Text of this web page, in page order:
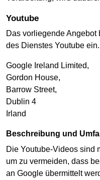
Youtube
Das vorliegende
des Dienstes Youtube ein.
Google Ireland Limited,
Gordon House,
Barrow Street,
Dublin 4
Irland
Beschreibung und
Die Youtube-Videos sind
um zu vermeiden, dass
an Google übermittelt